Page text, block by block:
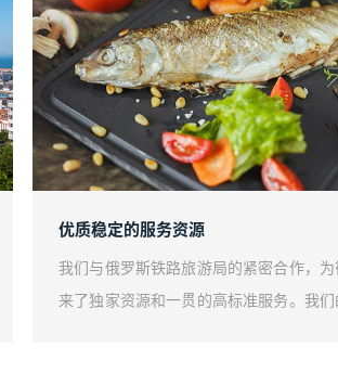
优质稳定的服务资源
我们与俄罗斯铁路旅游局的紧密合作，
来了独家资源和一贯的高标准服务。我